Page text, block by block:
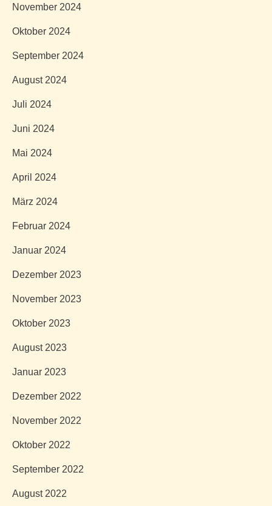
November 2024
Oktober 2024
September 2024
August 2024
Juli 2024
Juni 2024
Mai 2024
April 2024
März 2024
Februar 2024
Januar 2024
Dezember 2023
November 2023
Oktober 2023
August 2023
Januar 2023
Dezember 2022
November 2022
Oktober 2022
September 2022
August 2022